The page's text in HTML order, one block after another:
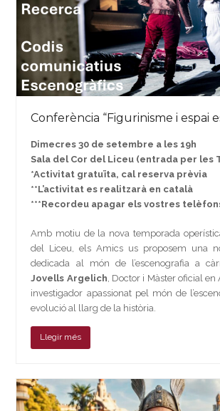
Conferència “Figurinisme i espai
Dimecres 30 de setembre a les 19h
Sala del Cor del Liceu (entrada per les
*Activitat gratuïta, cal reserva prèvia
**L’activitat es realitzarà en català
***Recordeu apagar els vostres
Amb motiu de la nova temporada
del Liceu, els Amics us proposem una
dedicada al món de l’escenografia a
Jovells Argelich , Doctor i Màster oficial en
investigador apassionat pel món de
evolució al llarg de la història.
Llegir més